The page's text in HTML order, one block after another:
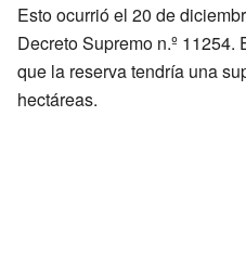
Esto ocurrió el 20 de
Decreto Supremo n.º
que la reserva tendría una
hectáreas.